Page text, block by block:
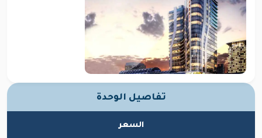
تفاصيل الوحدة
السعر